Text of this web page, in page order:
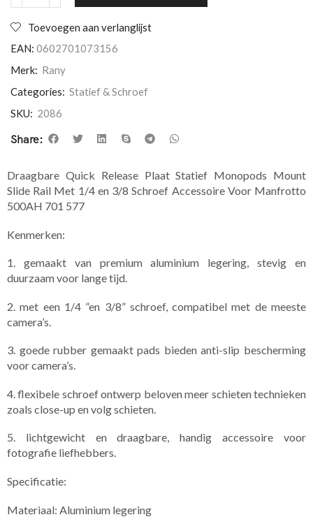
Toevoegen aan verlanglijst
EAN: 0602701073156
Merk: Rany
Categories: Statief & Schroef
SKU: 2086
Share:
Draagbare Quick Release Plaat Statief Monopods Mount
Slide Rail Met 1/4 en 3/8 Schroef Accessoire Voor Manfrotto
500AH 701 577
Kenmerken:
1. gemaakt van premium aluminium legering, stevig en
duurzaam voor lange tijd.
2. met een 1/4 ”en 3/8” schroef, compatibel met de meeste
camera’s.
3. goede rubber gemaakt pads bieden anti-slip bescherming
voor camera’s.
4. flexibele schroef ontwerp beloven meer schieten technieken
zoals close-up en volg schieten.
5. lichtgewicht en draagbare, handig accessoire voor
fotografie liefhebbers.
Specificatie:
Materiaal: Aluminium legering